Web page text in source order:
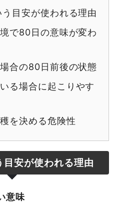
目安が使われる理由
で80日の意味が変わ
合の80日前後の状態
る場合に起こりやす
を決める危険性
安が使われる理由
意味